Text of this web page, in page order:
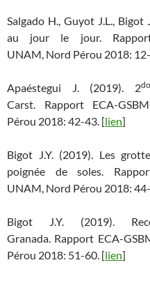
Salgado H., Guyot J.L., Bigot
au jour le jour. Rapport
UNAM, Nord Pérou 2018:
Apaéstegui J. (2019). 2do
Carst. Rapport ECA-
Pérou 2018: 42-43. [lien]
Bigot J.Y. (2019). Les
poignée de soles.
UNAM, Nord Pérou 2018:
Bigot J.Y. (2019).
Granada. Rapport ECA-
Pérou 2018: 51-60. [lien]